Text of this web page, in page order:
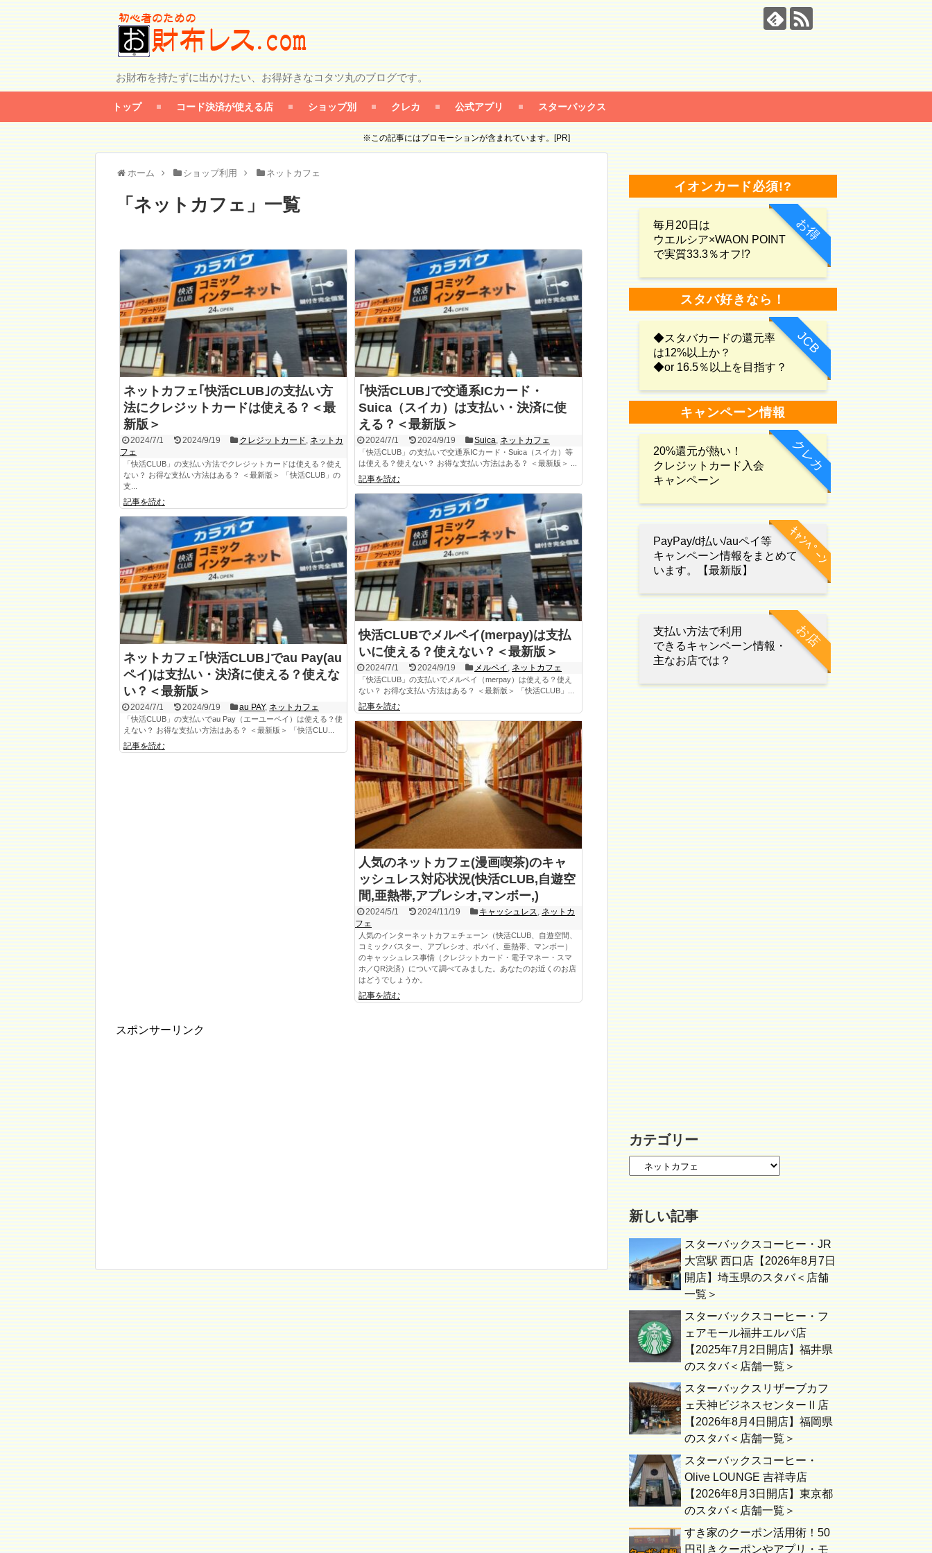
お財布を持たずに出かけたい、お得好きなコタツ丸のブログです。
トップ コード決済が使える店 ショップ別 クレカ 公式アプリ スターバックス
※この記事にはプロモーションが含まれています。[PR]
ホーム ショップ利用 ネットカフェ
「 ネットカフェ 」 一覧
ネットカフェ｢快活CLUB｣の支払い方
法にクレジットカードは使える？＜最
新版＞
2024/7/1 2024/9/19 クレジットカード, ネットカ
フェ
「快活CLUB」の支払い方法でクレジットカードは使える？使え
ない？ お得な支払い方法はある？ ＜最新版＞ 「快活CLUB」の
支...
記事を読む
｢快活CLUB｣で交通系ICカード・
Suica（スイカ）は支払い・決済に使
える？＜最新版＞
2024/7/1 2024/9/19 Suica, ネットカフェ
「快活CLUB」の支払いで交通系ICカード・Suica（スイカ）等
は使える？使えない？ お得な支払い方法はある？ ＜最新版＞ ...
記事を読む
快活CLUBでメルペイ(merpay)は支払
いに使える？使えない？＜最新版＞
2024/7/1 2024/9/19 メルペイ , ネットカフェ
「快活CLUB」の支払いでメルペイ（merpay）は使える？使え
ない？ お得な支払い方法はある？ ＜最新版＞ 「快活CLUB」...
記事を読む
ネットカフェ｢快活CLUB｣でau Pay(au
ペイ)は支払い・決済に使える？使えな
い？＜最新版＞
2024/7/1 2024/9/19 au PAY, ネットカフェ
「快活CLUB」の支払いでau Pay（エーユーペイ）は使える？使
えない？ お得な支払い方法はある？ ＜最新版＞ 「快活CLU...
記事を読む
人気のネットカフェ(漫画喫茶)のキャ
ッシュレス対応状況(快活CLUB,自遊空
間,亜熱帯,アプレシオ,マンボー,)
2024/5/1 2024/11/19 キャッシュレス, ネットカ
フェ
人気のインターネットカフェチェーン（快活CLUB、自遊空間、
コミックバスター、アプレシオ、ポパイ、亜熱帯、マンボー）
のキャッシュレス事情（クレジットカード・電子マネー・スマ
ホ／QR決済）について調べてみました。あなたのお近くのお店
はどうでしょうか。
記事を読む
スポンサーリンク
イオンカード必須!?
お得
毎月20日は
ウエルシア×WAON POINT
で実質33.3％オフ!?
スタバ好きなら！
JCB
◆スタバカードの還元率
は12%以上か？
◆or 16.5％以上を目指す？
キャンペーン情報
クレカ
20%還元が熱い！
クレジットカード入会
キャンペーン
ｷｬﾝﾍﾟｰﾝ
PayPay/d払い/auペイ等
キャンペーン情報をまとめて
います。【最新版】
お店
支払い方法で利用
できるキャンペーン情報・
主なお店では？
カテゴリー
新しい記事
スターバックスコーヒー・JR
大宮駅 西口店【2026年8月7日
開店】埼玉県のスタバ＜店舗
一覧＞
スターバックスコーヒー・フ
ェアモール福井エルパ店
【2025年7月2日開店】福井県
のスタバ＜店舗一覧＞
スターバックスリザーブカフ
ェ天神ビジネスセンターⅡ店
【2026年8月4日開店】福岡県
のスタバ＜店舗一覧＞
スターバックスコーヒー・
Olive LOUNGE 吉祥寺店
【2026年8月3日開店】東京都
のスタバ＜店舗一覧＞
すき家のクーポン活用術！50
円引きクーポンやアプリ・モ